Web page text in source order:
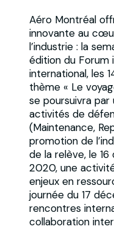
Aéro Montréal
innovante au
l’industrie : la
édition du Forum
international, les
thème « Le
se poursuivra par
activités de
(Maintenance,
promotion de
de la relève, le
2020, une
enjeux en
journée du 17
rencontres
collaboration